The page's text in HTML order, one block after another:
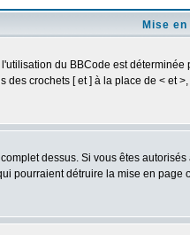
Mise
du BBCode est
crochets [ et ] à la place de <
dessus. Si vous êtes
pourraient détruire la mise en